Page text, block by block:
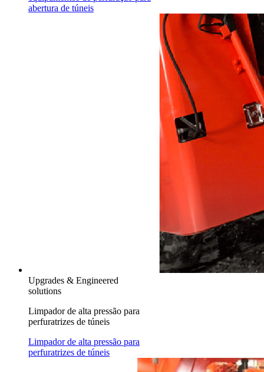
abertura de túneis
Upgrades & Engineered
solutions
Limpador de alta pressão para
perfuratrizes de túneis
Limpador de alta pressão para
perfuratrizes de túneis